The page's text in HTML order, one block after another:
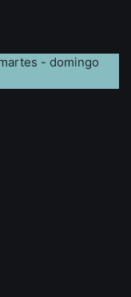
- domingo